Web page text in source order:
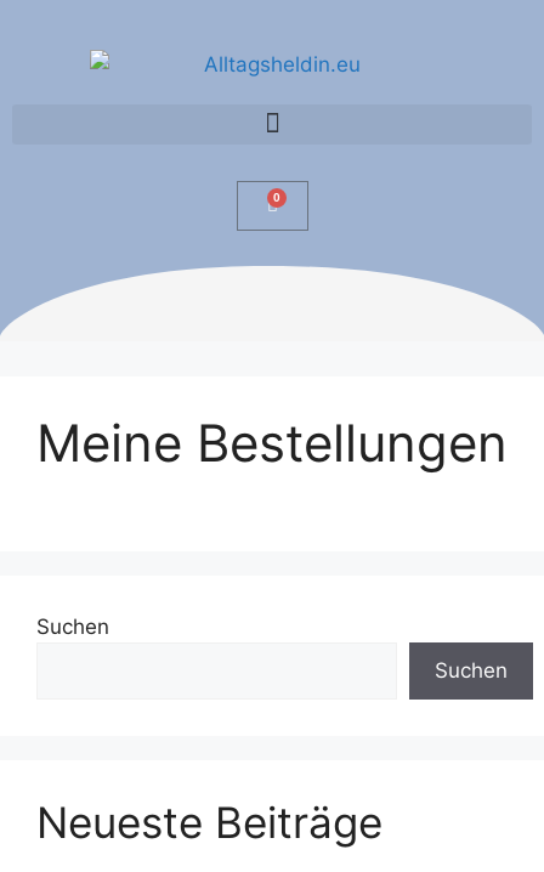
0
Meine Bestellungen
Suchen
Suchen
Neueste Beiträge